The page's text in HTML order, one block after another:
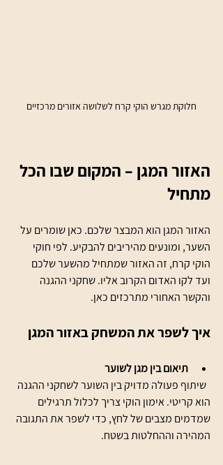
חלוקת מגרש הוקי קרח לשלושה אזורים מרכזיים
האזור המגן – המקום שבו הכל
מתחיל
האזור המגן הוא המבצר שלכם. כאן שומרים על
השער, ומונעים מהיריבים להבקיע. לפי חוקי
הוקי קרח, זה האזור שמתחיל מהשער שלכם
ועד לקו האדום הקרוב אליו. שחקני ההגנה
והקשר האחורי מתרכזים כאן.
איך לשפר את המשחק באזור המגן
תיאום בין מגן לשוער
  שיתוף פעולה מדויק בין השוער לשחקני ההגנה
הוא קריטי. אימון הוקי צריך לכלול תרגילים
שמדמים מצבים של לחץ, כדי לשפר את התגובה
המהירה וההחלטות בשטח.